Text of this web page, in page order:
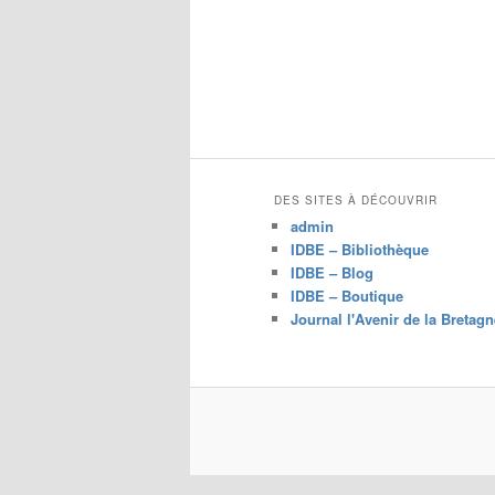
DES SITES À DÉCOUVRIR
admin
IDBE – Bibliothèque
IDBE – Blog
IDBE – Boutique
Journal l'Avenir de la